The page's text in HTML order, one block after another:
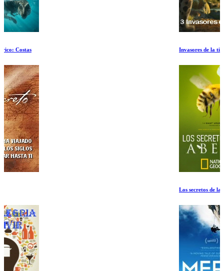
Invasores de la tierra